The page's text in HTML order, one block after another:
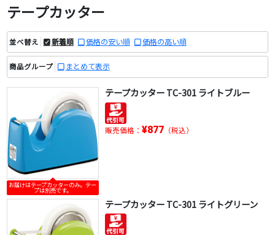
テープカッター
並べ替え 新着順 価格の安い順 価格の高い順
商品グループ まとめて表示
お届けはテープカッターのみ。テー
プは別売です。
テープカッター TC-301 ライトブルー
販売価格： ¥877（税込）
テープカッター TC-301 ライトグリーン